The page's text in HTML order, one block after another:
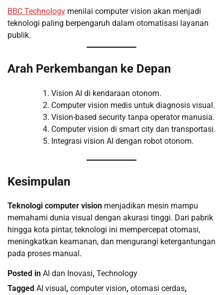
BBC Technology menilai computer vision akan menjadi
teknologi paling berpengaruh dalam otomatisasi layanan
publik.
Arah Perkembangan ke Depan
Vision AI di kendaraan otonom.
Computer vision medis untuk diagnosis visual.
Vision-based security tanpa operator manusia.
Computer vision di smart city dan transportasi.
Integrasi vision AI dengan robot otonom.
Kesimpulan
Teknologi computer vision menjadikan mesin mampu
memahami dunia visual dengan akurasi tinggi. Dari pabrik
hingga kota pintar, teknologi ini mempercepat otomasi,
meningkatkan keamanan, dan mengurangi ketergantungan
pada proses manual.
Posted in AI dan Inovasi, Technology
Tagged AI visual , computer vision, otomasi cerdas,